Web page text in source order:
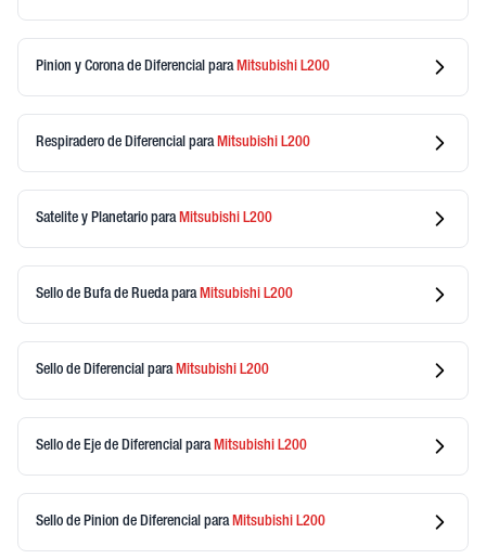
Pinion y Corona de Diferencial para Mitsubishi L200
Respiradero de Diferencial para Mitsubishi L200
Satelite y Planetario para Mitsubishi L200
Sello de Bufa de Ruedapara Mitsubishi L200
Sello de Diferencial para Mitsubishi L200
Sello de Eje de Diferencial para Mitsubishi L200
Sello de Pinion de Diferencial para Mitsubishi L200